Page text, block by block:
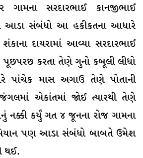
ગામના સરદારભાઈ કાનજીભાઈ
આડા સંબંધો આ હકીકતના આધારે
દાયરામાં આવ્યા સરદારભાઈ
પૂછપરછ કરતા તેણે ગુનો કબૂલી લીધો
માસ અગાઉ તેણે પોતાની
એકાંતમાં જોઈ ત્યારથી તેણે
નક્કી કર્યું ગત ૪ જૂનના રોજ ગામના
પણ આડા સંબંધો બાબતે ઉમેશ
થઈ.